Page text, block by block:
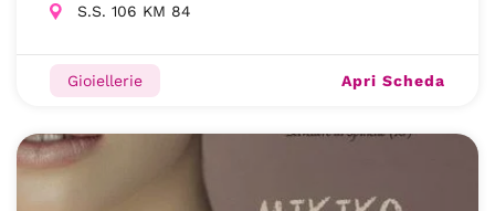
S.S. 106 KM 84
Gioiellerie Apri Scheda